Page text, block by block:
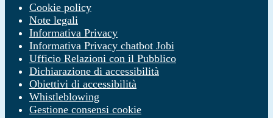
Cookie policy
Note legali
Informativa Privacy
Informativa Privacy chatbot Jobi
Ufficio Relazioni con il Pubblico
Dichiarazione di accessibilità
Obiettivi di accessibilità
Whistleblowing
Gestione consensi cookie